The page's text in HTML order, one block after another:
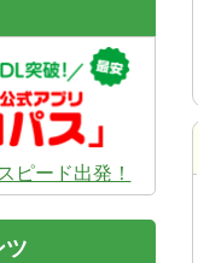
ピード出発！
ツ